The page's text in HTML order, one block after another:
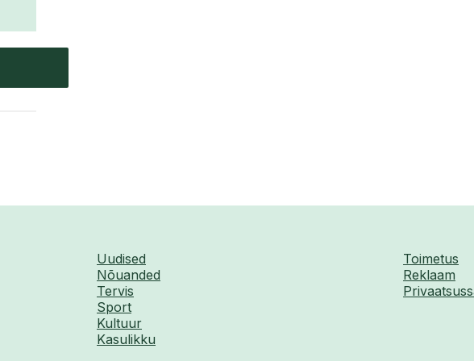
Uudised
Nõuanded
Tervis
Sport
Kultuur
Kasulikku
Toimetus
Reklaam